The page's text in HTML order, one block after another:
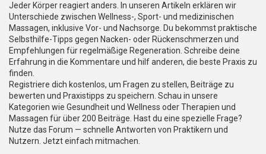
Jeder Körper reagiert anders. In unseren Artikeln erklären wir
Unterschiede zwischen Wellness-, Sport- und medizinischen
Massagen, inklusive Vor- und Nachsorge. Du bekommst praktische
Selbsthilfe-Tipps gegen Nacken- oder Rückenschmerzen und
Empfehlungen für regelmäßige Regeneration. Schreibe deine
Erfahrung in die Kommentare und hilf anderen, die beste Praxis zu
finden.
Registriere dich kostenlos, um Fragen zu stellen, Beiträge zu
bewerten und Praxistipps zu speichern. Schau in unsere
Kategorien wie Gesundheit und Wellness oder Therapien und
Massagen für über 200 Beiträge. Hast du eine spezielle Frage?
Nutze das Forum — schnelle Antworten von Praktikern und
Nutzern. Jetzt einfach mitmachen.